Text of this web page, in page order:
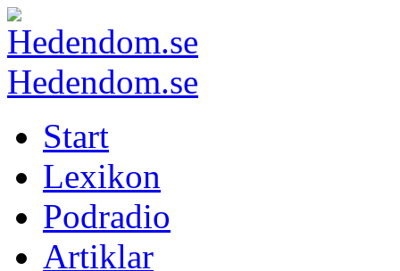
Hedendom.se
Start
Lexikon
Podradio
Artiklar